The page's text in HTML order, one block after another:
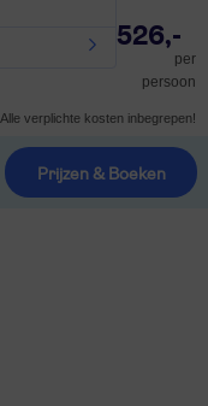
526,-
per
persoon
Alle verplichte kosten inbegrepen!
Prijzen & Boeken